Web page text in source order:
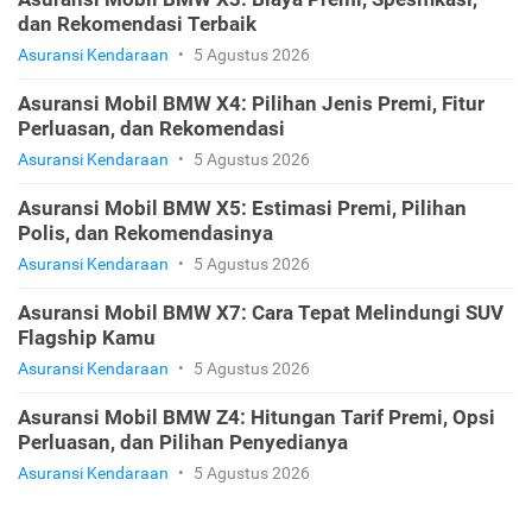
dan Rekomendasi Terbaik
Asuransi Kendaraan • 5 Agustus 2026
Asuransi Mobil BMW X4: Pilihan Jenis Premi, Fitur
Perluasan, dan Rekomendasi
Asuransi Kendaraan • 5 Agustus 2026
Asuransi Mobil BMW X5: Estimasi Premi, Pilihan
Polis, dan Rekomendasinya
Asuransi Kendaraan • 5 Agustus 2026
Asuransi Mobil BMW X7: Cara Tepat Melindungi SUV
Flagship Kamu
Asuransi Kendaraan • 5 Agustus 2026
Asuransi Mobil BMW Z4: Hitungan Tarif Premi, Opsi
Perluasan, dan Pilihan Penyedianya
Asuransi Kendaraan • 5 Agustus 2026